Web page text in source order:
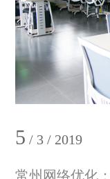
5 / 3 / 2019
常州网络优化